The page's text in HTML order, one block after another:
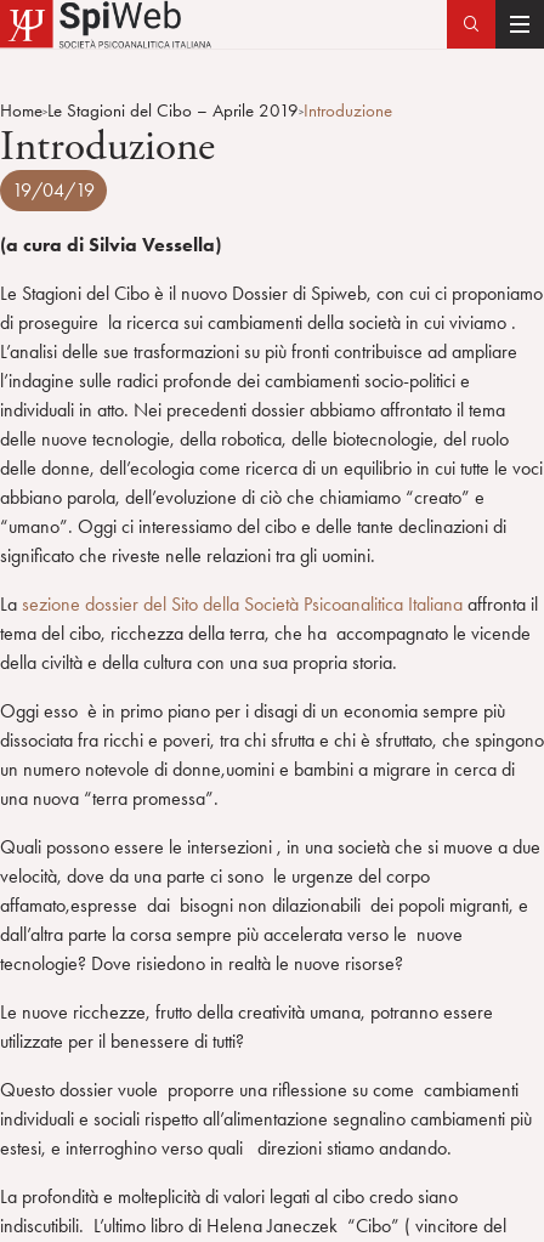
T
i
n
Home>Le Stagioni del Cibo – Aprile 2019>Introduzione
Introduzione
19/04/19
(a cura di Silvia Vessella)
Le Stagioni del Cibo è il nuovo Dossier di Spiweb, con cui ci proponiamo
di proseguire la ricerca sui cambiamenti della società in cui viviamo .
L’analisi delle sue trasformazioni su più fronti contribuisce ad ampliare
l’indagine sulle radici profonde dei cambiamenti socio-politici e
individuali in atto. Nei precedenti dossier abbiamo affrontato il tema
delle nuove tecnologie, della robotica, delle biotecnologie, del ruolo
delle donne, dell’ecologia come ricerca di un equilibrio in cui tutte le voci
abbiano parola, dell’evoluzione di ciò che chiamiamo “creato” e
“umano”. Oggi ci interessiamo del cibo e delle tante declinazioni di
significato che riveste nelle relazioni tra gli uomini.
La sezione dossier del Sito della Società Psicoanalitica Italiana affronta il
tema del cibo, ricchezza della terra, che ha accompagnato le vicende
della civiltà e della cultura con una sua propria storia.
Oggi esso è in primo piano per i disagi di un economia sempre più
dissociata fra ricchi e poveri, tra chi sfrutta e chi è sfruttato, che spingono
un numero notevole di donne,uomini e bambini a migrare in cerca di
una nuova “terra promessa”.
Quali possono essere le intersezioni , in una società che si muove a due
velocità, dove da una parte ci sono le urgenze del corpo
affamato,espresse dai bisogni non dilazionabili dei popoli migranti, e
dall’altra parte la corsa sempre più accelerata verso le nuove
tecnologie? Dove risiedono in realtà le nuove risorse?
Le nuove ricchezze, frutto della creatività umana, potranno essere
utilizzate per il benessere di tutti?
Questo dossier vuole proporre una riflessione su come cambiamenti
individuali e sociali rispetto all’alimentazione segnalino cambiamenti più
estesi, e interroghino verso quali direzioni stiamo andando.
La profondità e molteplicità di valori legati al cibo credo siano
indiscutibili. L’ultimo libro di Helena Janeczek “Cibo” ( vincitore del